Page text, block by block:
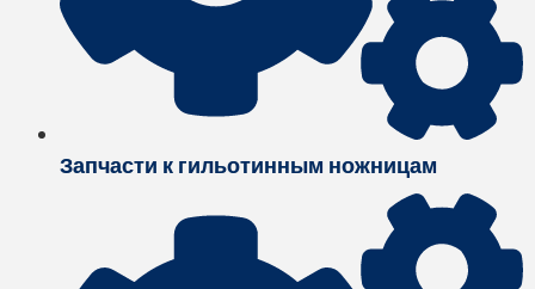
Запчасти к гильотинным ножницам